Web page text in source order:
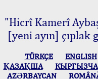
"Hicrî Kamerî
[yeni ayın] çıplak
TÜRKÇE ENGLISH
ҚАЗАҚША
КЫPГЫЗЧA
AZӘRBAYCAN